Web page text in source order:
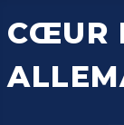
CŒUR